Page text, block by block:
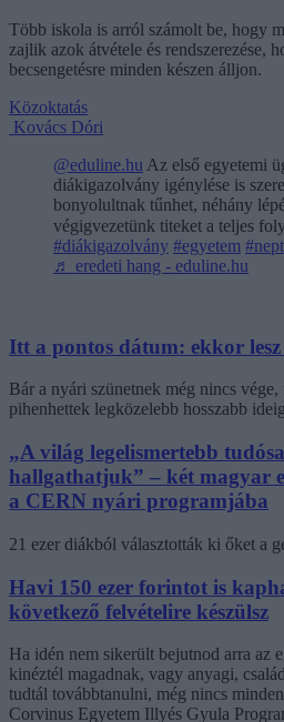
Több iskola is arról számolt be, hogy
zajlik azok átvétele és rendszerezése,
becsengetésre minden készen álljon.
Közoktatás
Kovács Dóri
@eduline.hu Az első egyetemi
diákigazolvány igénylése is
bonyolultnak tűnhet, néhány
végigvezetünk titeket a teljes
#diákigazolvány #egyetem
♬ eredeti hang - eduline.hu
Itt a pontos dátum: ekkor lesz
Bár a nyári szünetnek még nincs
pihenhettek legközelebb hosszabb
„A világ legelismertebb
hallgathatjuk” – két magyar
a CERN nyári programjába
21 ezer diákból választották ki őket a
Havi 150 ezer forintot is
következő felvételire készülsz
Ha idén nem sikerült bejutnod arra az
kinéztél magadnak, vagy anyagi,
tudtál továbbtanulni, még nincs
Corvinus Egyetem Illyés Gyula